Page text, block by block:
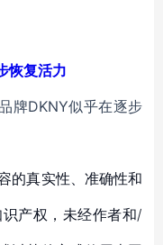
恢复活力
牌DKNY似乎在逐步
的真实性、准确性和
产权，未经作者和/